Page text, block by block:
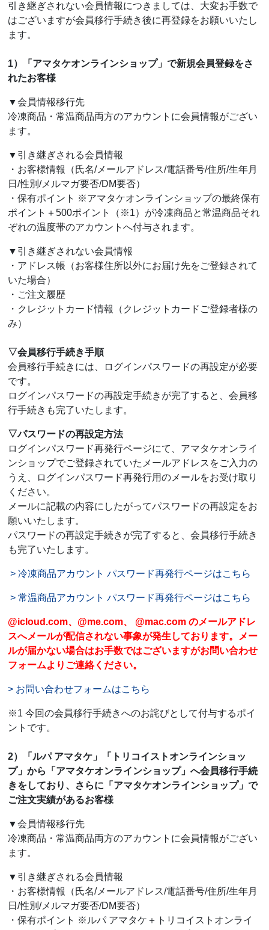
引き継ぎされない会員情報につきましては、大変お手数で
はございますが会員移行手続き後に再登録をお願いいたし
ます。
1）「アマタケオンラインショップ」で新規会員登録をさ
れたお客様
▼会員情報移行先
冷凍商品・常温商品両方のアカウントに会員情報がござい
ます。
▼引き継ぎされる会員情報
・お客様情報（氏名/メールアドレス/電話番号/住所/生年月
日/性別/メルマガ要否/DM要否）
・保有ポイント ※アマタケオンラインショップの最終保有
ポイント＋500ポイント（※1）が冷凍商品と常温商品それ
ぞれの温度帯のアカウントへ付与されます。
▼引き継ぎされない会員情報
・アドレス帳（お客様住所以外にお届け先をご登録されて
いた場合）
・ご注文履歴
・クレジットカード情報（クレジットカードご登録者様の
み）
▽会員移行手続き手順
会員移行手続きには、ログインパスワードの再設定が必要
です。
ログインパスワードの再設定手続きが完了すると、会員移
行手続きも完了いたします。
▽パスワードの再設定方法
ログインパスワード再発行ページにて、アマタケオンライ
ンショップでご登録されていたメールアドレスをご入力の
うえ、ログインパスワード再発行用のメールをお受け取り
ください。
メールに記載の内容にしたがってパスワードの再設定をお
願いいたします。
パスワードの再設定手続きが完了すると、会員移行手続き
も完了いたします。
> 冷凍商品アカウント パスワード再発行ページはこちら
> 常温商品アカウント パスワード再発行ページはこちら
@icloud.com、@me.com、 @mac.com のメールアドレ
スへメールが配信されない事象が発生しております。メー
ルが届かない場合はお手数ではございますがお問い合わせ
フォームよりご連絡ください。
> お問い合わせフォームはこちら
※1 今回の会員移行手続きへのお詫びとして付与するポイ
ントです。
2）「ルパ アマタケ」「トリコイストオンラインショッ
プ」から「アマタケオンラインショップ」へ会員移行手続
きをしており、さらに「アマタケオンラインショップ」で
ご注文実績があるお客様
▼会員情報移行先
冷凍商品・常温商品両方のアカウントに会員情報がござい
ます。
▼引き継ぎされる会員情報
・お客様情報（氏名/メールアドレス/電話番号/住所/生年月
日/性別/メルマガ要否/DM要否）
・保有ポイント ※ルパ アマタケ＋トリコイストオンライ